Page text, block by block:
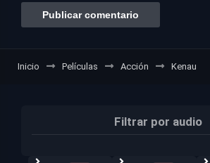
Inicio Películas Acción Kenau
Filtrar por audio